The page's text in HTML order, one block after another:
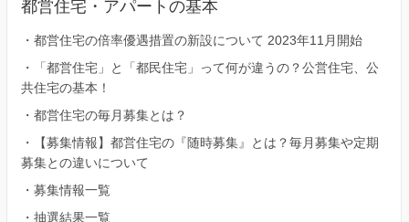
都営住宅・アパートの基本
・ 都営住宅の倍率優遇措置の新設について 2023年11月開始
・
「都営住宅」と「都民住宅」って何が違うの？公営住宅、公
共住宅の基本！
・ 都営住宅の毎月募集とは？
・
【募集情報】都営住宅の『随時募集』とは？毎月募集や定期
募集との違いについて
・ 募集情報一覧
・ 抽選結果一覧